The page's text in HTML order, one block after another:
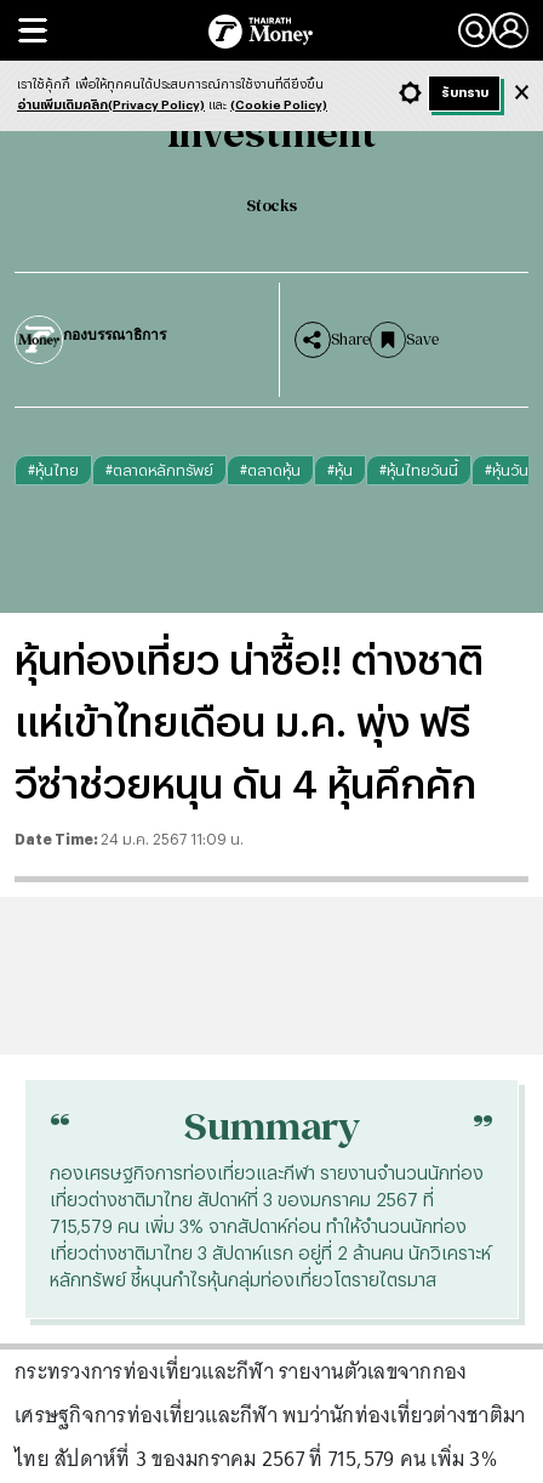
Search
Investment Stocks
Investment
Stocks
กองบรรณาธิการ Share Save
#หุ้นไทย #ตลาดหลักทรัพย์ #ตลาดหุ้น #หุ้น #หุ้นไทยวันนี้ #หุ้นวันนี้
หุ้นท่องเที่ยว น่าซื้อ!! ต่างชาติ
แห่เข้าไทยเดือน ม.ค. พุ่ง ฟรี
วีซ่าช่วยหนุน ดัน 4 หุ้นคึกคัก
Date Time: 24 ม.ค. 2567 11:09 น.
- ก + ก Dark ฟังข่าว
“ Summary “
กองเศรษฐกิจการท่องเที่ยวและกีฬา รายงานจำนวนนักท่อง
เที่ยวต่างชาติมาไทย สัปดาห์ที่ 3 ของมกราคม 2567 ที่
715,579 คน เพิ่ม 3% จากสัปดาห์ก่อน ทำให้จำนวนนักท่อง
เที่ยวต่างชาติมาไทย 3 สัปดาห์แรก อยู่ที่ 2 ล้านคน นักวิเคราะห์
หลักทรัพย์ ชี้หนุนกำไรหุ้นกลุ่มท่องเที่ยวโตรายไตรมาส
กระทรวงการท่องเที่ยวและกีฬา รายงานตัวเลขจากกอง
เศรษฐกิจการท่องเที่ยวและกีฬา พบว่านักท่องเที่ยวต่างชาติมา
ไทย สัปดาห์ที่ 3 ของมกราคม 2567 ที่ 715,579 คน เพิ่ม 3%
เราใช้คุ้กกี้ เพื่อให้ทุกคนได้ประสบการณ์การใช้งานที่ดียิ่งขึ้น
อ่านเพิ่มเติมคลิก(Privacy Policy) และ (Cookie Policy)
รับทราบ